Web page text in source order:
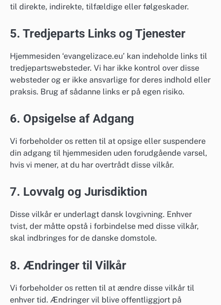
til direkte, indirekte, tilfældige eller følgeskader.
5. Tredjeparts Links og Tjenester
Hjemmesiden ‘evangelizace.eu’ kan indeholde links til
tredjepartswebsteder. Vi har ikke kontrol over disse
websteder og er ikke ansvarlige for deres indhold eller
praksis. Brug af sådanne links er på egen risiko.
6. Opsigelse af Adgang
Vi forbeholder os retten til at opsige eller suspendere
din adgang til hjemmesiden uden forudgående varsel,
hvis vi mener, at du har overtrådt disse vilkår.
7. Lovvalg og Jurisdiktion
Disse vilkår er underlagt dansk lovgivning. Enhver
tvist, der måtte opstå i forbindelse med disse vilkår,
skal indbringes for de danske domstole.
8. Ændringer til Vilkår
Vi forbeholder os retten til at ændre disse vilkår til
enhver tid. Ændringer vil blive offentliggjort på